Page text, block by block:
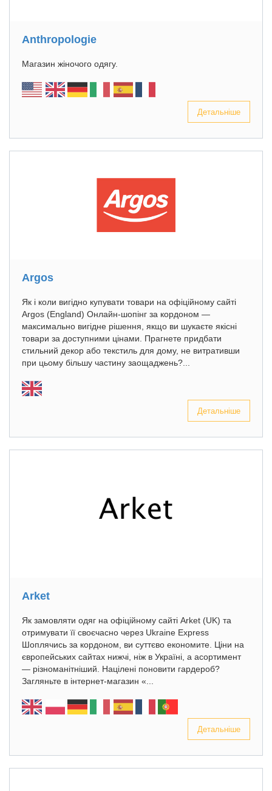
Anthropologie
Магазин жіночого одягу.
Детальніше
Argos
Як і коли вигідно купувати товари на офіційному сайті
Argos (England) Онлайн-шопінг за кордоном —
максимально вигідне рішення, якщо ви шукаєте якісні
товари за доступними цінами. Прагнете придбати
стильний декор або текстиль для дому, не витративши
при цьому більшу частину заощаджень?...
Детальніше
Arket
Як замовляти одяг на офіційному сайті Arket (UK) та
отримувати її своєчасно через Ukraine Express
Шоплячись за кордоном, ви суттєво економите. Ціни на
європейських сайтах нижчі, ніж в Україні, а асортимент
— різноманітніший. Націлені поновити гардероб?
Загляньте в інтернет-магазин «...
Детальніше